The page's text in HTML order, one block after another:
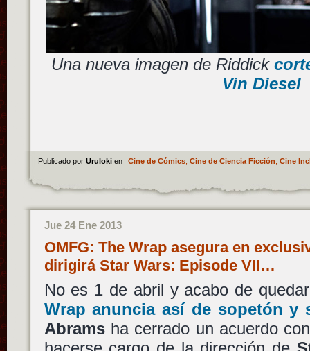
Una nueva imagen de Riddick
Vin Diesel
Publicado por Uruloki en Cine de Cómics, Cine de Ciencia Ficción Cine
Jue 24 Ene 2013
OMFG: The Wrap asegura en
dirigirá Star Wars: Episode VII…
No es 1 de abril y acabo de
Wrap anuncia así de sopetón y
Abramsha cerrado un acuerdo